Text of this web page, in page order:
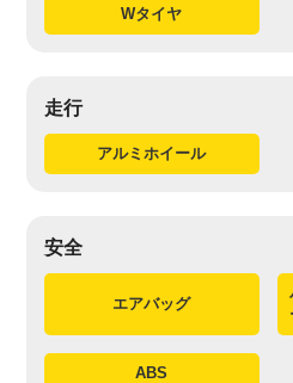
Wタイヤ
走行
アルミホイール
安全
エアバッグ
ABS